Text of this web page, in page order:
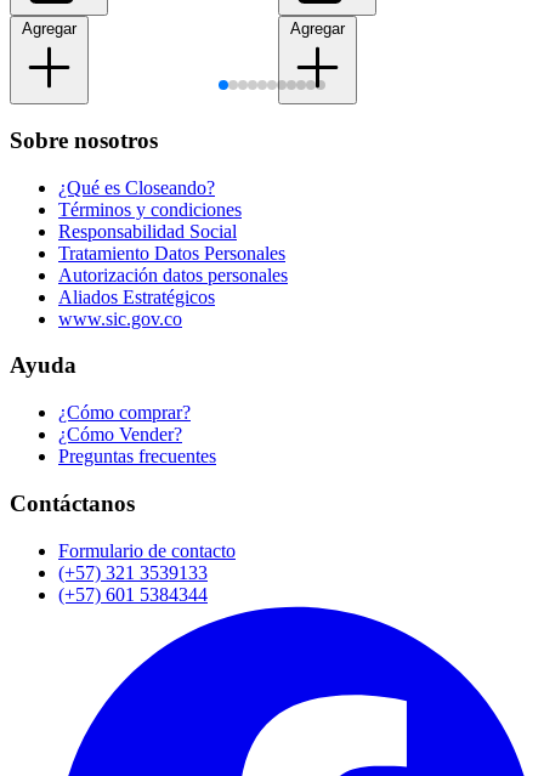
Agregar Agregar
Sobre nosotros
¿Qué es Closeando?
Términos y condiciones
Responsabilidad Social
Tratamiento Datos Personales
Autorización datos personales
Aliados Estratégicos
www.sic.gov.co
Ayuda
¿Cómo comprar?
¿Cómo Vender?
Preguntas frecuentes
Contáctanos
Formulario de contacto
(+57) 321 3539133
(+57) 601 5384344